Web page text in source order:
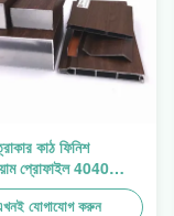
কাঠ ফিনিশ
প্রোফাইল 4040
এক্সট্রুশন প্রোফাইল
যোগাযোগ করুন